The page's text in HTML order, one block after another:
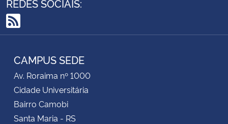
RSS
CAMPUS SEDE
Av. Roraima nº 1000
Cidade Universitária
Bairro Camobi
Santa Maria - RS